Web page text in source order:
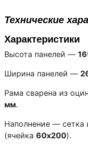
Технические
Характеристики
Высота панелей —
Ширина панелей —
Рама сварена из
мм.
Наполнение — сетка
(ячейка 60х200).